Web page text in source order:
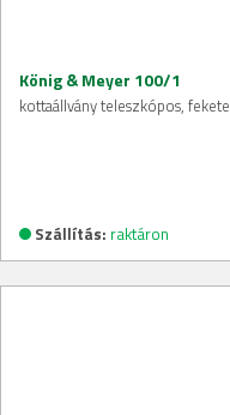
König & Meyer 100/1
kottaállvány teleszkópos, fekete
Szállítás: raktáron